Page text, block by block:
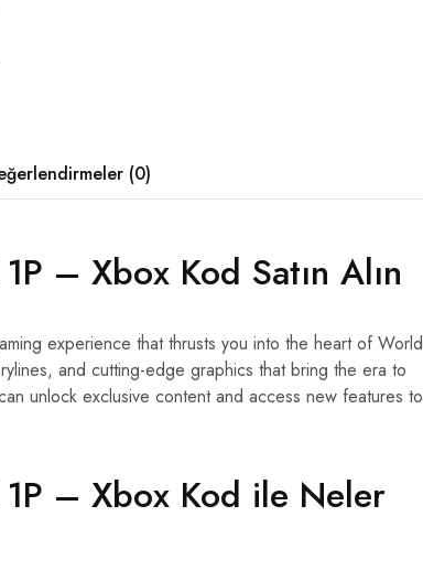
(0)
– Xbox Kod Satın Alın
experience that thrusts you into the heart of World
and cutting-edge graphics that bring the era to
unlock exclusive content and access new features to
– Xbox Kod ile Neler